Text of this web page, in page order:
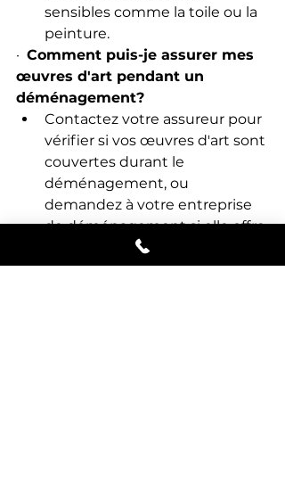
sensibles comme la toile ou la
peinture.
· Comment puis-je assurer mes
œuvres d'art pendant un
déménagement?
Contactez votre assureur pour
vérifier si vos œuvres d'art sont
couvertes durant le
déménagement, ou
demandez à votre entreprise
de déménagement si elle offre
une assurance spécifique pour
les objets de grande valeur.